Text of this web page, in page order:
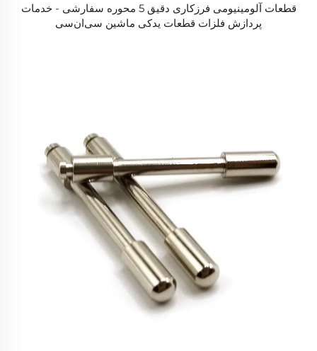
قطعات آلومینیومی فرزکاری دقیق 5 محوره سفارشی - خدمات
پردازش فلزات قطعات یدکی ماشین سی‌ان‌سی